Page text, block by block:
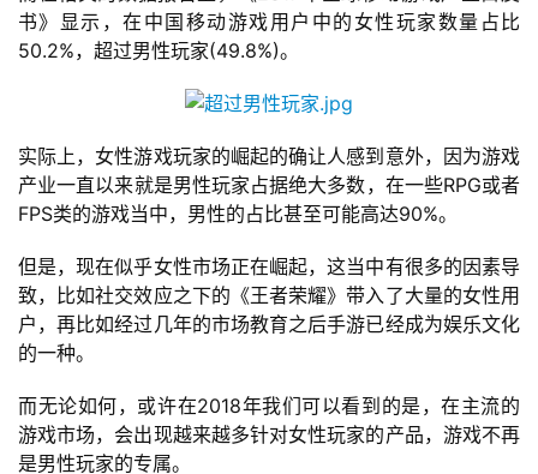
书》显示，在中国移动游戏用户中的女性玩家数量占比
50.2%，超过男性玩家(49.8%)。
实际上，女性游戏玩家的崛起的确让人感到意外，因为游戏
产业一直以来就是男性玩家占据绝大多数，在一些RPG或者
FPS类的游戏当中，男性的占比甚至可能高达90%。
但是，现在似乎女性市场正在崛起，这当中有很多的因素导
致，比如社交效应之下的《王者荣耀》带入了大量的女性用
户，再比如经过几年的市场教育之后手游已经成为娱乐文化
的一种。
而无论如何，或许在2018年我们可以看到的是，在主流的
游戏市场，会出现越来越多针对女性玩家的产品，游戏不再
是男性玩家的专属。